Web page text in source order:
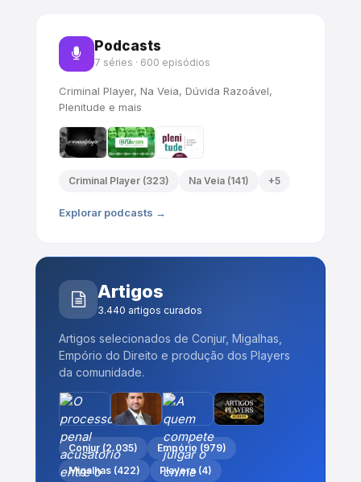
Podcasts
7 séries · 600 episódios
Criminal Player, Na Veia, Dúvida Razoável,
Plenitude e mais
Criminal Player (323) Na Veia (141) +5
Explorar podcasts →
Artigos
3.440 artigos curados
Artigos selecionados de Conjur, Migalhas,
Empório do Direito e produção dos Players
da comunidade.
Conjur (2.035)
Empório (979)
Migalhas (422)
Players (4)